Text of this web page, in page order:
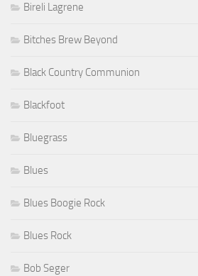
Bireli Lagrene
Bitches Brew Beyond
Black Country Communion
Blackfoot
Bluegrass
Blues
Blues Boogie Rock
Blues Rock
Bob Seger